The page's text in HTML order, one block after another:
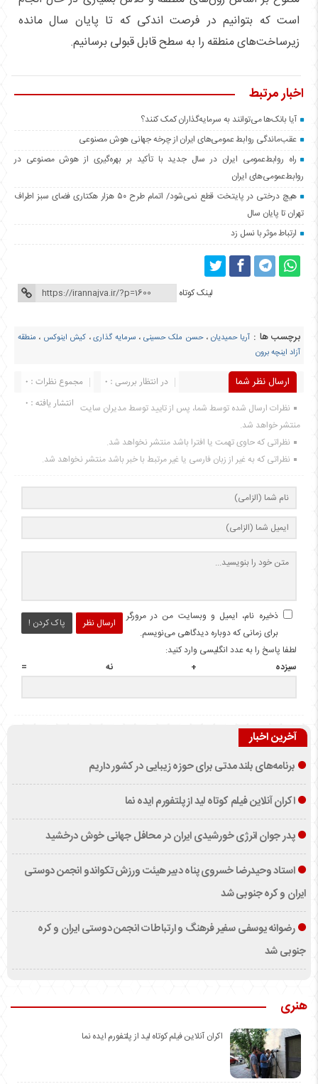
است که بتوانیم در فرصت اندکی که تا پایان سال مانده
زیرساخت‌های منطقه را به سطح قابل قبولی برسانیم.
اخبار مرتبط
آیا بانک‌ها می‌توانند به سرمایه‌گذاران کمک کنند؟
عقب‌ماندگی روابط عمومی‌های ایران از چرخه جهانی هوش مصنوعی
راه روابط‌عمومی ایران در سال جدید با تأکید بر بهره‌گیری از هوش مصنوعی در
روابط‌عمومی‌های ایران
هیچ درختی در پایتخت قطع نمی‌شود/ اتمام طرح ۵۰ هزار هکتاری فضای سبز اطراف
تهران تا پایان سال
ارتباط موثر با نسل زد
لینک کوتاه
برچسب ها : آریا حمیدیان ،حسن ملک حسینی ، سرمایه گذاری، کیش اینوکس ، منطقه
آزاد اینچه برون
ارسال نظر شما مجموع نظرات : 0
در انتظار بررسی : 0
انتشار یافته : 0 نظرات ارسال شده توسط شما، پس از تایید توسط مدیران سایت
منتشر خواهد شد.
نظراتی که حاوی تهمت یا افترا باشد منتشر نخواهد شد.
نظراتی که به غیر از زبان فارسی یا غیر مرتبط با خبر باشد منتشر نخواهد شد.
ارسال نظر پاک کردن !
ذخیره نام، ایمیل و وبسایت من در مرورگر
برای زمانی که دوباره دیدگاهی می‌نویسم.
لطفا پاسخ را به عدد انگلیسی وارد کنید:
سیزده + نه =
آخرین اخبار
برنامه‌های بلند مدتی برای حوزه زیبایی در کشور داریم
اکران آنلاین فیلم کوتاه لید از پلتفورم ایده نما
پدر جوان انرژی خورشیدی ایران در محافل جهانی خوش درخشید
استاد وحیدرضا خسروی پناه دبیر هیئت ورزش تکواندو انجمن دوستی
ایران و کره جنوبی شد
رضوانه یوسفی سفیر فرهنگ و ارتباطات انجمن دوستی ایران و کره
جنوبی شد
هنری
اکران آنلاین فیلم کوتاه لید از پلتفورم ایده نما